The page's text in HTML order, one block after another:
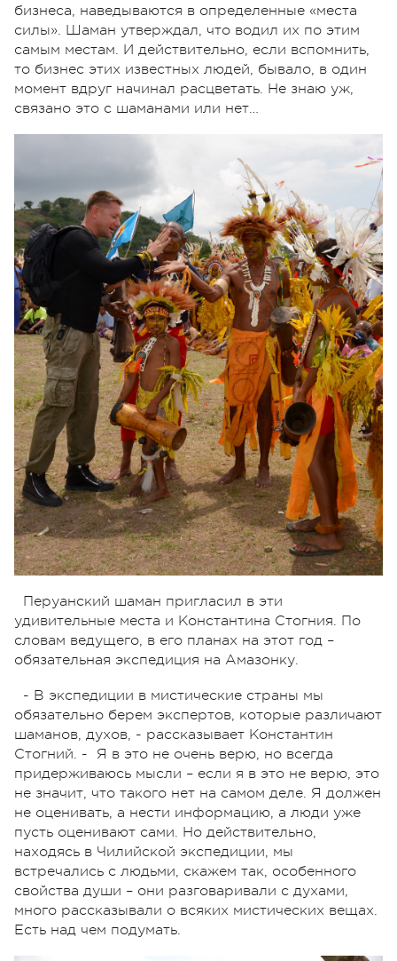
бизнеса, наведываются в определенные «места
силы». Шаман утверждал, что водил их по этим
самым местам. И действительно, если вспомнить,
то бизнес этих известных людей, бывало, в один
момент вдруг начинал расцветать. Не знаю уж,
связано это с шаманами или нет…
Перуанский шаман пригласил в эти
удивительные места и Константина Стогния. По
словам ведущего, в его планах на этот год –
обязательная экспедиция на Амазонку.
- В экспедиции в мистические страны мы
обязательно берем экспертов, которые различают
шаманов, духов, - рассказывает Константин
Стогний. - Я в это не очень верю, но всегда
придерживаюсь мысли – если я в это не верю, это
не значит, что такого нет на самом деле. Я должен
не оценивать, а нести информацию, а люди уже
пусть оценивают сами. Но действительно,
находясь в Чилийской экспедиции, мы
встречались с людьми, скажем так, особенного
свойства души – они разговаривали с духами,
много рассказывали о всяких мистических вещах.
Есть над чем подумать.